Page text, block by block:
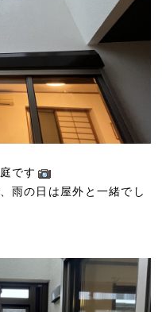
です
雨の日は屋外と一緒でし